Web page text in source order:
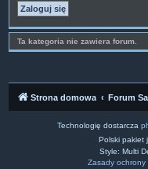
Ta kategoria nie zawiera forum.
Strona domowa Forum
Technologię dostarcza
Polski pakiet
Style: Multi
Zasady ochrony